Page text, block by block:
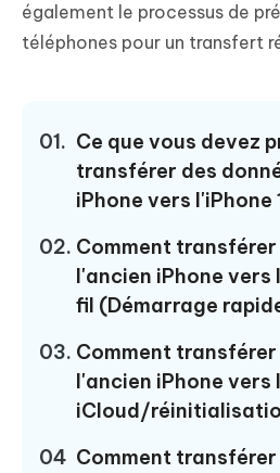
également le processus de
téléphones pour un transfert
01. Ce que vous devez
transférer des
iPhone vers l'iPhone
02. Comment transférer
l'ancien iPhone vers
fil (Démarrage
03. Comment transférer
l'ancien iPhone vers
iCloud/
04 Comment transférer